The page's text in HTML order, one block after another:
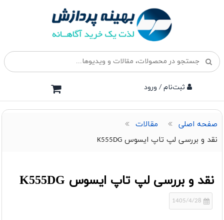
ثبت‌نام / ورود
صفحه اصلی
مقالات
نقد و بررسی لپ تاپ ایسوس K555DG
نقد و بررسی لپ تاپ ایسوس K555DG